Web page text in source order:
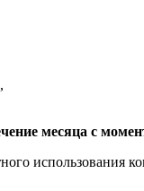
месяца с
использования